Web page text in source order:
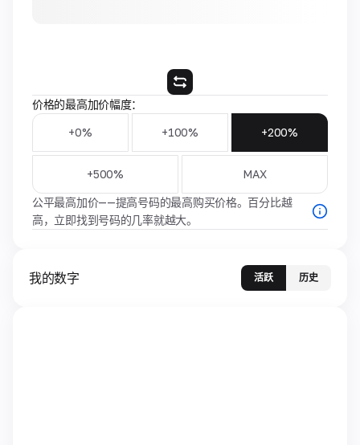
价格的最高加价幅度：
+0% +100% +200%
+500% MAX
公平最高加价——提高号码的最高购买价格。百分比越
高，立即找到号码的几率就越大。
我的数字 活跃 历史